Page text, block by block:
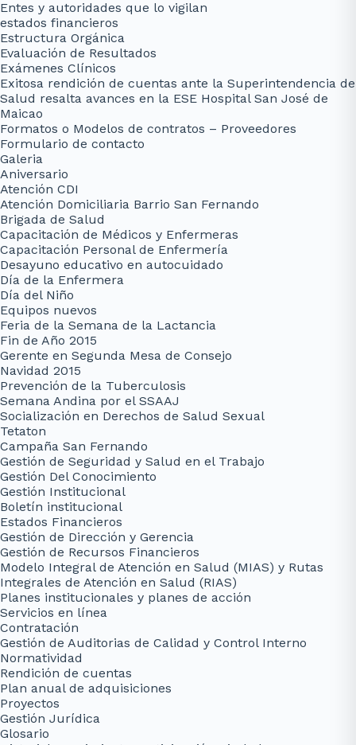
Entes y autoridades que lo vigilan
estados financieros
Estructura Orgánica
Evaluación de Resultados
Exámenes Clínicos
Exitosa rendición de cuentas ante la Superintendencia de
Salud resalta avances en la ESE Hospital San José de
Maicao
Formatos o Modelos de contratos – Proveedores
Formulario de contacto
Galeria
Aniversario
Atención CDI
Atención Domiciliaria Barrio San Fernando
Brigada de Salud
Capacitación de Médicos y Enfermeras
Capacitación Personal de Enfermería
Desayuno educativo en autocuidado
Día de la Enfermera
Día del Niño
Equipos nuevos
Feria de la Semana de la Lactancia
Fin de Año 2015
Gerente en Segunda Mesa de Consejo
Navidad 2015
Prevención de la Tuberculosis
Semana Andina por el SSAAJ
Socialización en Derechos de Salud Sexual
Tetaton
Campaña San Fernando
Gestión de Seguridad y Salud en el Trabajo
Gestión Del Conocimiento
Gestión Institucional
Boletín institucional
Estados Financieros
Gestión de Dirección y Gerencia
Gestión de Recursos Financieros
Modelo Integral de Atención en Salud (MIAS) y Rutas
Integrales de Atención en Salud (RIAS)
Planes institucionales y planes de acción
Servicios en línea
Contratación
Gestión de Auditorias de Calidad y Control Interno
Normatividad
Rendición de cuentas
Plan anual de adquisiciones
Proyectos
Gestión Jurídica
Glosario